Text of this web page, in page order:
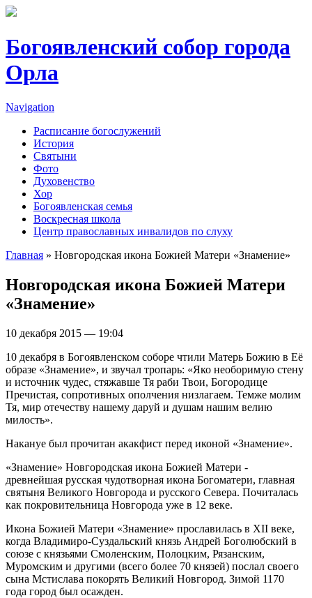
Перейти к основному содержанию
Богоявленский собор города
Орла
Navigation
Расписание богослужений
История
Святыни
Фото
Духовенство
Хор
Богоявленская семья
Воскресная школа
Центр православных инвалидов по слуху
Главная » Новгородская икона Божией Матери «Знамение»
Новгородская икона Божией Матери
«Знамение»
10 декабря 2015 — 19:04
10 декабря в Богоявленском соборе чтили Матерь Божию в Её
образе «Знамение», и звучал тропарь: «Яко необоримую стену
и источник чудес, стяжавше Тя раби Твои, Богородице
Пречистая, сопротивных ополчения низлагаем. Темже молим
Тя, мир отечеству нашему даруй и душам нашим велию
милость».
Накануе был прочитан акакфист перед иконой «Знамение».
«Знамение» Новгородская икона Божией Матери -
древнейшая русская чудотворная икона Богоматери, главная
святыня Великого Новгорода и русского Севера. Почиталась
как покровительница Новгорода уже в 12 веке.
Икона Божией Матери «Знамение» прославилась в XII веке,
когда Владимиро-Суздальский князь Андрей Боголюбский в
союзе с князьями Смоленским, Полоцким, Рязанским,
Муромским и другими (всего более 70 князей) послал своего
сына Мстислава покорять Великий Новгород. Зимой 1170
года город был осажден.